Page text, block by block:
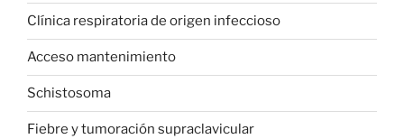
Clínica respiratoria de origen infeccioso
Acceso mantenimiento
Schistosoma
Fiebre y tumoración supraclavicular